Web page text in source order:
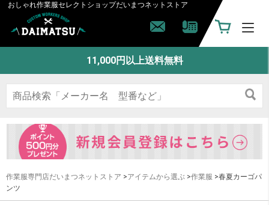
おしゃれ作業服セレクトショップだいまつネットストア
11,000円以上送料無料
作業服専門店だいまつネットストア >アイテムから選ぶ >作業服 >春夏カーゴパ
ンツ